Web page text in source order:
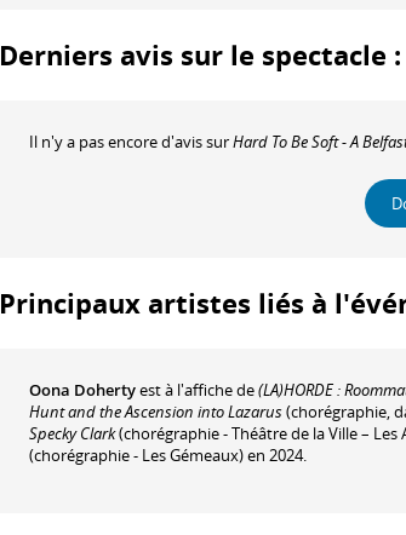
Derniers avis sur le spectacle
Il n'y a pas encore d'avis surHard To Be Soft - A
Principaux artistes liés à
Oona Dohertyest à l'affiche de(LA)HORDE :
Hunt and the Ascension into Lazarus(chorégraphie,
Specky Clark(chorégraphie - Théâtre de la Ville – Les
(chorégraphie - Les Gémeaux) en 2024.